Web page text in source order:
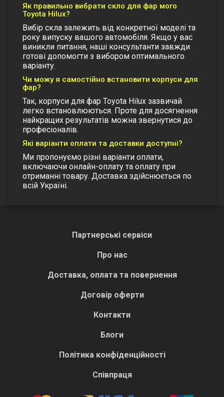
Як правильно вибрати скло для фар мого
Toyota Hilux?
Вибір скла залежить від конкретної моделі та
року випуску вашого автомобіля. Якщо у вас
виникли питання, наші консультанти завжди
готові допомогти з вибором оптимального
варіанту.
Чи можу я самостійно встановити корпуси для
фар?
Так, корпуси для фар Toyota Hilux зазвичай
легко встановлюються. Проте для досягнення
найкращих результатів можна звернутися до
професіоналів.
Які варіанти оплати та доставки доступні?
Ми пропонуємо різні варіанти оплати,
включаючи онлайн-оплату та оплату при
отриманні товару. Доставка здійснюється по
всій Україні.
Партнерські сервіси
Про нас
Доставка, оплата та повернення
Договір оферти
Контакти
Блоги
Політика конфіденційності
Співпраця